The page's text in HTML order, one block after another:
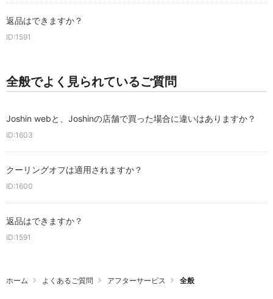
返品はできますか？
ID:1591
全般でよく見られているご質問
Joshin webと、Joshinの店舗で買った場合に違いはありますか？
ID:1603
クーリングオフは適用されますか？
ID:1600
返品はできますか？
ID:1591
ホーム よくあるご質問 アフターサービス 全般